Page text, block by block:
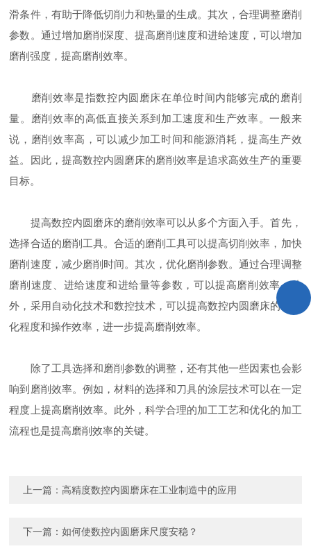
滑条件，有助于降低切削力和热量的生成。其次，合理调整磨削
参数。通过增加磨削深度、提高磨削速度和进给速度，可以增加
磨削强度，提高磨削效率。
磨削效率是指数控内圆磨床在单位时间内能够完成的磨削
量。磨削效率的高低直接关系到加工速度和生产效率。一般来
说，磨削效率高，可以减少加工时间和能源消耗，提高生产效
益。因此，提高数控内圆磨床的磨削效率是追求高效生产的重要
目标。
提高数控内圆磨床的磨削效率可以从多个方面入手。首先，
选择合适的磨削工具。合适的磨削工具可以提高切削效率，加快
磨削速度，减少磨削时间。其次，优化磨削参数。通过合理调整
磨削速度、进给速度和进给量等参数，可以提高磨削效率。此
外，采用自动化技术和数控技术，可以提高数控内圆磨床的自动
化程度和操作效率，进一步提高磨削效率。
除了工具选择和磨削参数的调整，还有其他一些因素也会影
响到磨削效率。例如，材料的选择和刀具的涂层技术可以在一定
程度上提高磨削效率。此外，科学合理的加工工艺和优化的加工
流程也是提高磨削效率的关键。
上一篇：高精度数控内圆磨床在工业制造中的应用
下一篇：如何使数控内圆磨床尺度安稳？